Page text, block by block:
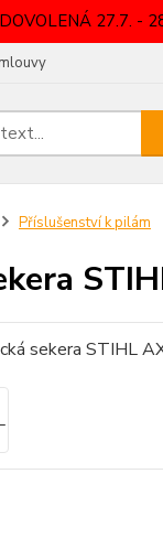
DOVOLENÁ 27.7. -
Příslušenství k pilám